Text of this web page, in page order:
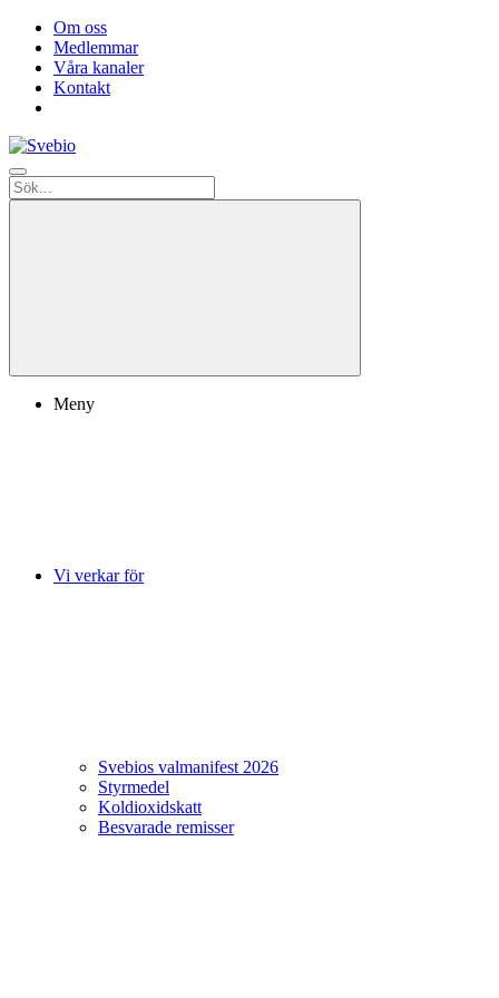
Om oss
Medlemmar
Våra kanaler
Kontakt
Meny
Vi verkar för
Svebios valmanifest 2026
Styrmedel
Koldioxidskatt
Besvarade remisser